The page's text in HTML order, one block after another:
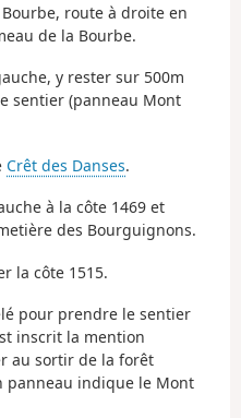
route à droite en
de la Bourbe.
y rester sur 500m
sentier (panneau Mont
Crêt des Danses.
à la côte 1469 et
des Bourguignons.
la côte 1515.
pour prendre le sentier
inscrit la mention
au sortir de la forêt
panneau indique le Mont